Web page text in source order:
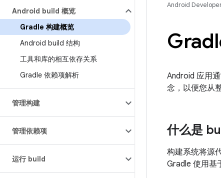
Android build 概览
Gradle 构建概览
Android build 结构
工具和库的相互依存关系
Gradle 依赖项解析
管理构建
管理依赖项
运行 build
Android
Android 应用
念，以便您从
什么是
构建系统将源
Gradle 使用基